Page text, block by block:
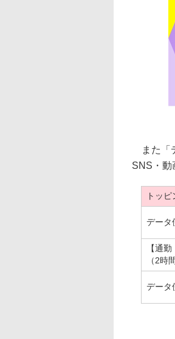
また「
SNS・動
トッピ
データ
【通
（2時
データ